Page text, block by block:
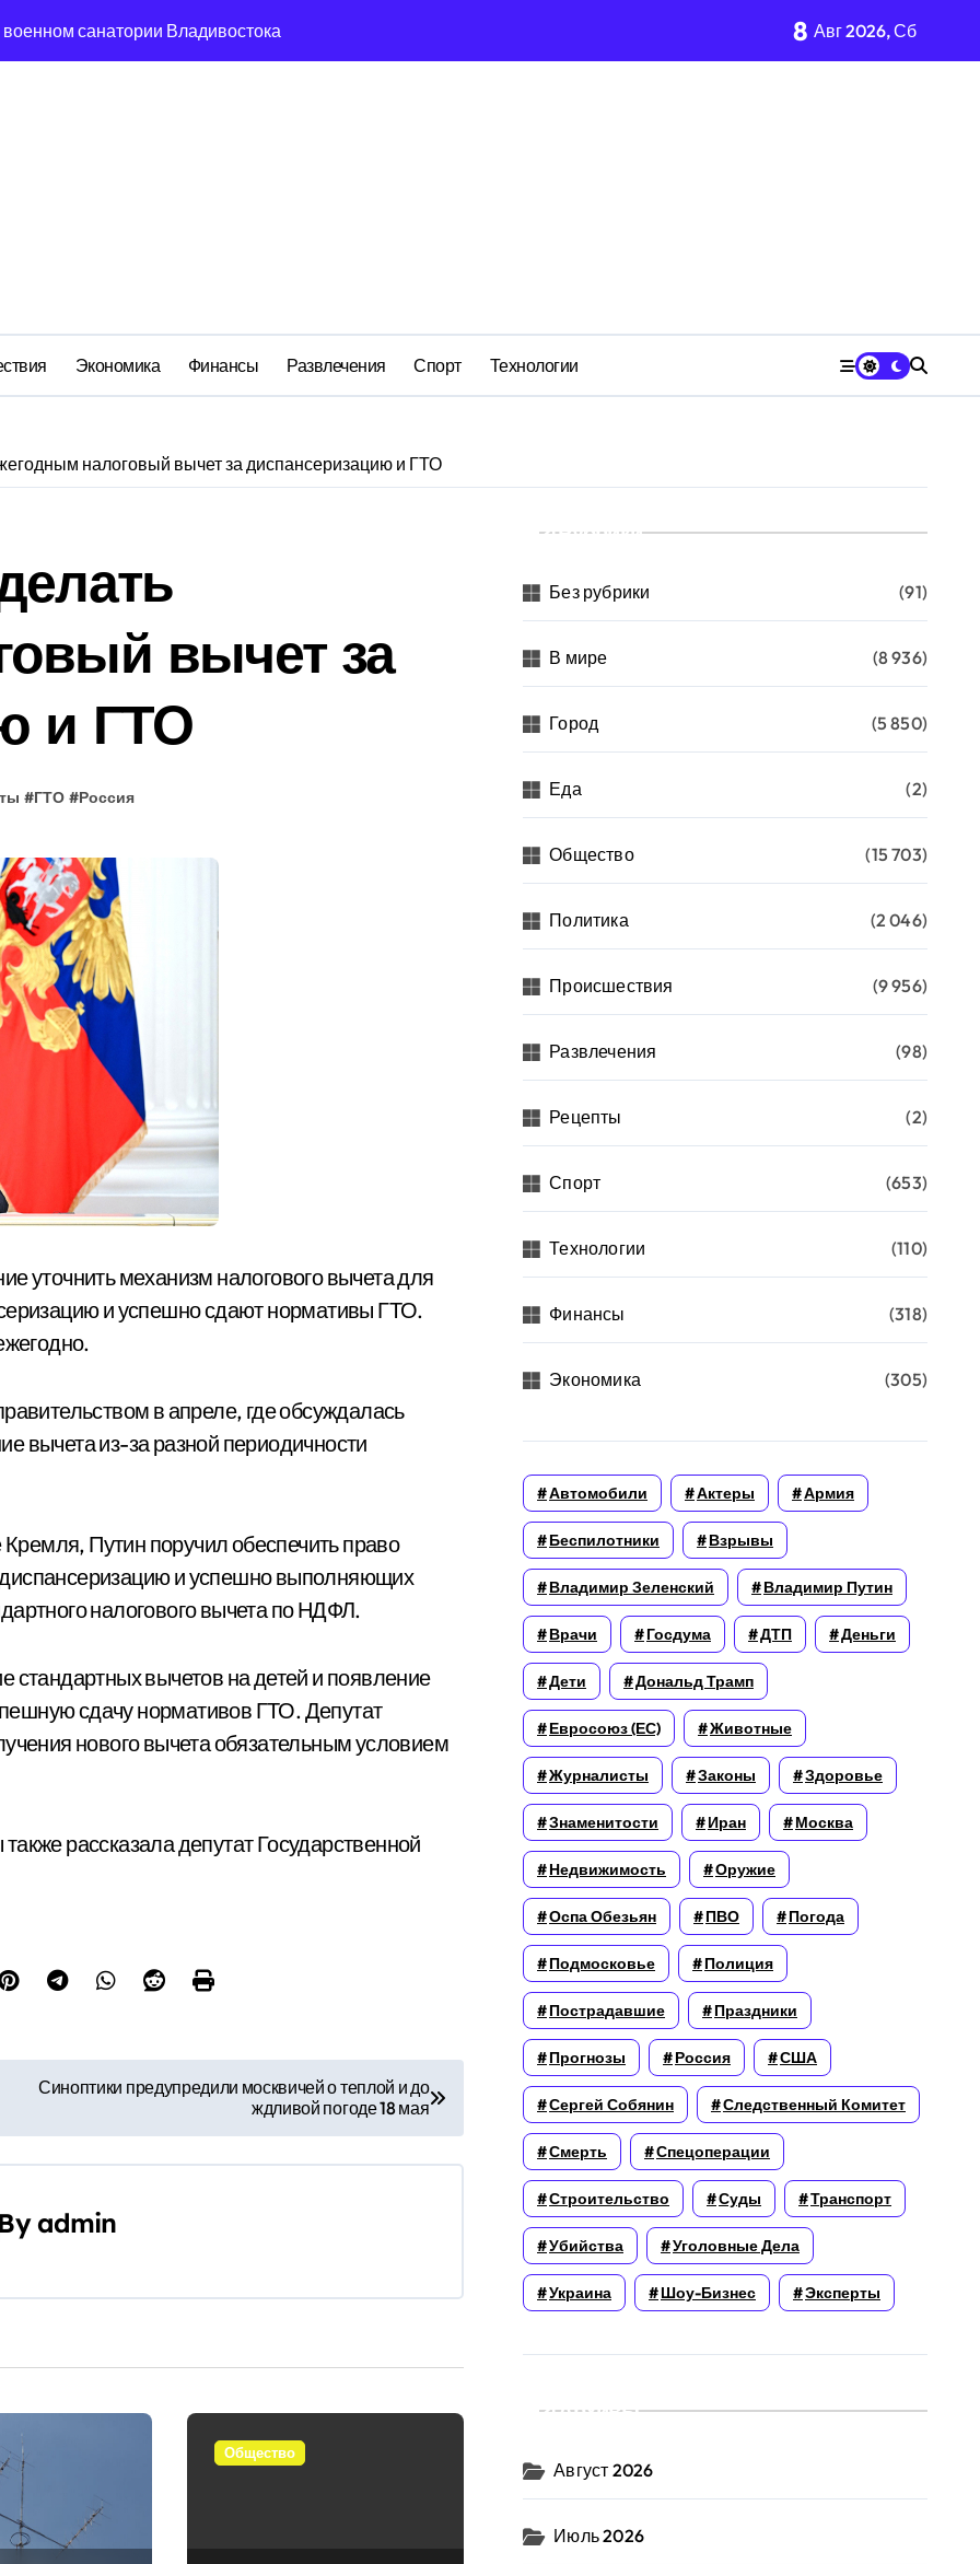
военные изымают спирт «для защиты Отечества»
и маркетплейсы «умывают руки» после ударов по складам Wildberries?
оборонный завод идёт ко дну
с военной продукцией: предприятия обратились в СК
8 Авг 2026, Сб
Экономика Финансы Развлечения Спорт Технологии
налоговый вычет за диспансеризацию и ГТО
вычет за
и ГТО
#ГТО #Россия
уточнить механизм налогового вычета для
и успешно сдают нормативы ГТО.
в апреле, где обсуждалась
вычета из-за разной периодичности
Путин поручил обеспечить право
и успешно выполняющих
налогового вычета по НДФЛ.
вычетов на детей и появление
сдачу нормативов ГТО. Депутат
нового вычета обязательным условием
рассказала депутат Государственной
Синоптики предупредили москвичей о теплой и до
ждливой погоде 18 мая
Byadmin
Общество
Рубрики
Без рубрики (91)
В мире (8 936)
Город (5 850)
Еда (2)
Общество (15 703)
Политика (2 046)
Происшествия (9 956)
Развлечения (98)
Рецепты (2)
Спорт (653)
Технологии (110)
Финансы (318)
Экономика (305)
Автомобили Актеры Армия
Беспилотники Взрывы
Владимир Зеленский Владимир Путин
Врачи Госдума ДТП Деньги
Дети Дональд Трамп
Евросоюз (ЕС) Животные
Журналисты Законы Здоровье
Знаменитости Иран Москва
Недвижимость Оружие
Оспа Обезьян ПВО Погода
Подмосковье Полиция
Пострадавшие Праздники
Прогнозы Россия США
Сергей Собянин Следственный Комитет
Смерть Спецоперации
Строительство Суды Транспорт
Убийства Уголовные Дела
Украина Шоу-Бизнес Эксперты
Архивы
Август 2026
Июль 2026